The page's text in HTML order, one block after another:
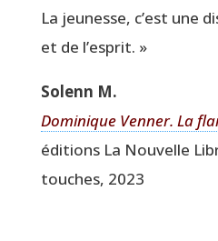
La jeu­nesse, c’est une
et de l’esprit. »
Solenn M.
Domi­nique Ven­ner. La
édi­tions La Nou­velle
touches, 2023